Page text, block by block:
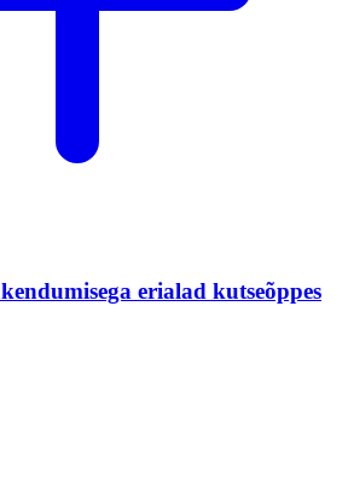
erialad kutseõppes